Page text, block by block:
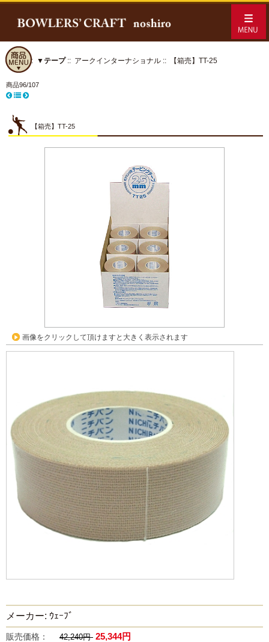
ホーム:: ▼テープ:: アークインターナショナル :: 【箱売】TT-25
商品96/107
【箱売】TT-25
画像をクリックして頂けますと大きく表示されます
メーカー: ｳｪｰﾌﾞ
販売価格： 42,240円 25,344円